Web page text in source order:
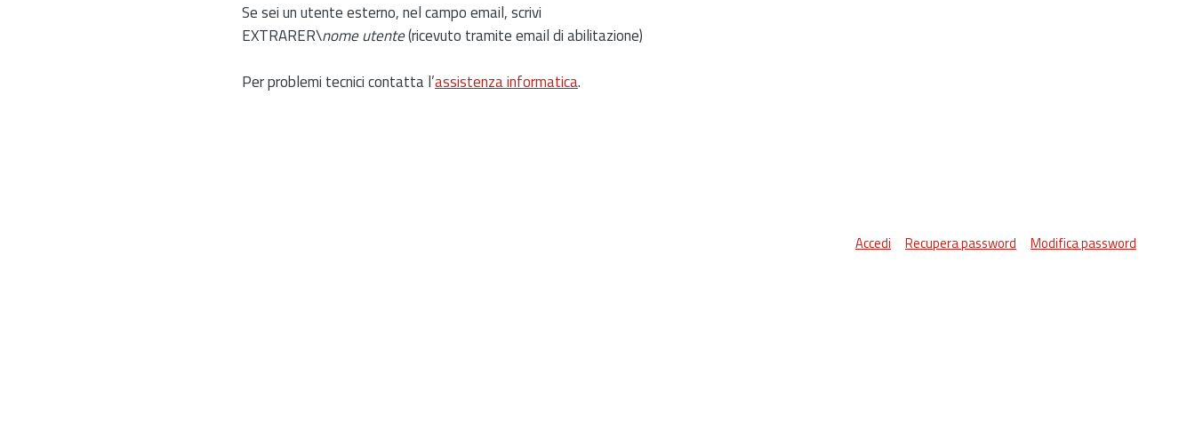
Se sei un utente esterno, nel campo email, scrivi
EXTRARER\nome utente(ricevuto tramite email di abilitazione)
Per problemi tecnici contatta l’assistenza informatica.
Accedi Recupera password Modifica password